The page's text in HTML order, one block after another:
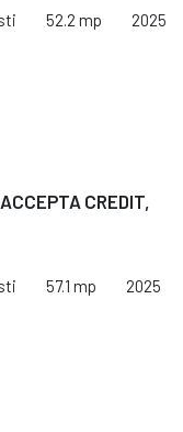
52.2 mp 2025
CREDIT,
57.1 mp 2025